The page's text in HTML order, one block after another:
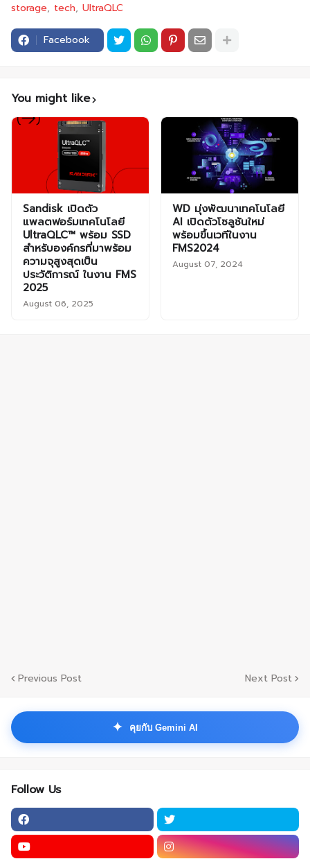
storage tech UltraQLC
Facebook
You might like
Sandisk เปิดตัว
แพลตฟอร์มเทคโนโลยี
UltraQLC™ พร้อม SSD
สำหรับองค์กรที่มาพร้อม
ความจุสูงสุดเป็น
ประวัติการณ์ ในงาน FMS
2025
August 06, 2025
WD มุ่งพัฒนาเทคโนโลยี
AI เปิดตัวโซลูชันใหม่
พร้อมขึ้นเวทีในงาน
FMS2024
August 07, 2024
Previous Post Next Post
✦ คุยกับ Gemini AI
Follow Us